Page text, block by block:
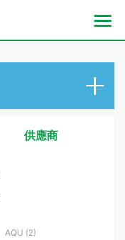
供應商
AQU (2)